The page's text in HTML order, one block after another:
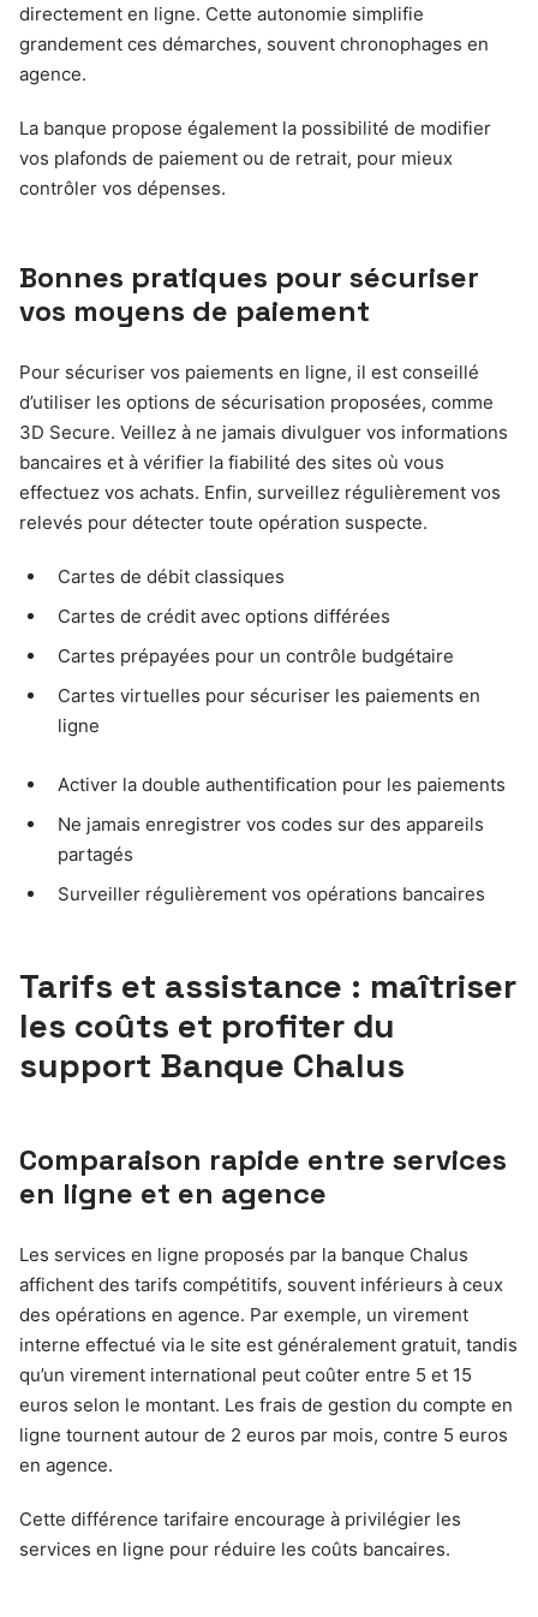
directement en ligne. Cette autonomie simplifie
grandement ces démarches, souvent chronophages en
agence.
La banque propose également la possibilité de modifier
vos plafonds de paiement ou de retrait, pour mieux
contrôler vos dépenses.
Bonnes pratiques pour sécuriser
vos moyens de paiement
Pour sécuriser vos paiements en ligne, il est conseillé
d’utiliser les options de sécurisation proposées, comme
3D Secure. Veillez à ne jamais divulguer vos informations
bancaires et à vérifier la fiabilité des sites où vous
effectuez vos achats. Enfin, surveillez régulièrement vos
relevés pour détecter toute opération suspecte.
Cartes de débit classiques
Cartes de crédit avec options différées
Cartes prépayées pour un contrôle budgétaire
Cartes virtuelles pour sécuriser les paiements en
ligne
Activer la double authentification pour les paiements
Ne jamais enregistrer vos codes sur des appareils
partagés
Surveiller régulièrement vos opérations bancaires
Tarifs et assistance : maîtriser
les coûts et profiter du
support Banque Chalus
Comparaison rapide entre services
en ligne et en agence
Les services en ligne proposés par la banque Chalus
affichent des tarifs compétitifs, souvent inférieurs à ceux
des opérations en agence. Par exemple, un virement
interne effectué via le site est généralement gratuit, tandis
qu’un virement international peut coûter entre 5 et 15
euros selon le montant. Les frais de gestion du compte en
ligne tournent autour de 2 euros par mois, contre 5 euros
en agence.
Cette différence tarifaire encourage à privilégier les
services en ligne pour réduire les coûts bancaires.